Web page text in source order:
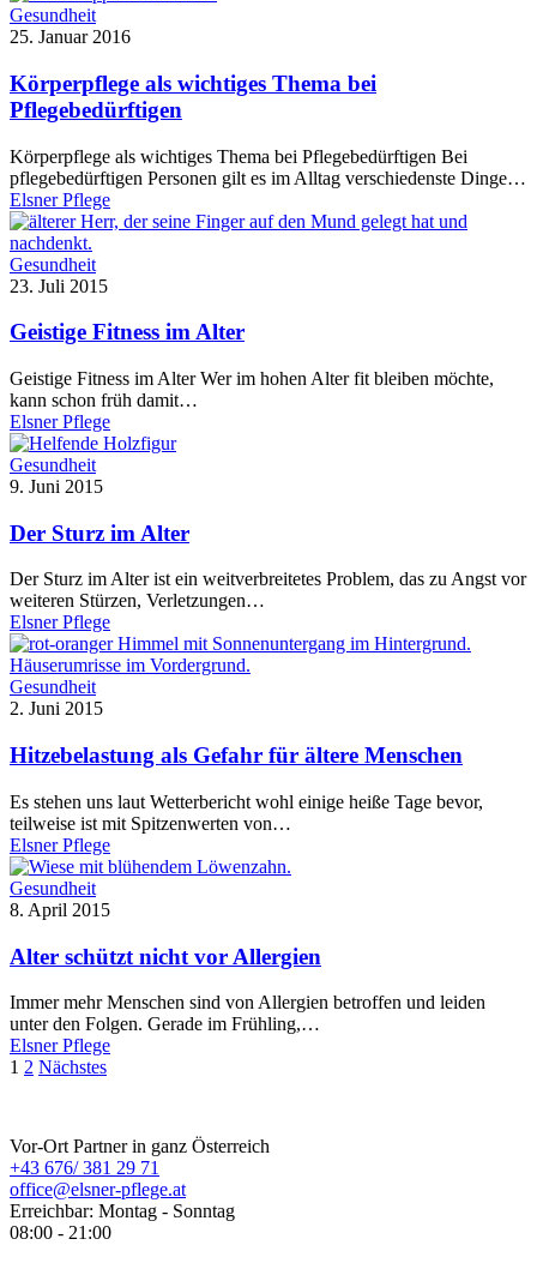
Gesundheit
25. Januar 2016
Körperpflege als wichtiges Thema bei
Pflegebedürftigen
Körperpflege als wichtiges Thema bei Pflegebedürftigen Bei
pflegebedürftigen Personen gilt es im Alltag verschiedenste Dinge…
Elsner Pflege
Gesundheit
23. Juli 2015
Geistige Fitness im Alter
Geistige Fitness im Alter Wer im hohen Alter fit bleiben möchte,
kann schon früh damit…
Elsner Pflege
Gesundheit
9. Juni 2015
Der Sturz im Alter
Der Sturz im Alter ist ein weitverbreitetes Problem, das zu Angst vor
weiteren Stürzen, Verletzungen…
Elsner Pflege
Gesundheit
2. Juni 2015
Hitzebelastung als Gefahr für ältere Menschen
Es stehen uns laut Wetterbericht wohl einige heiße Tage bevor,
teilweise ist mit Spitzenwerten von…
Elsner Pflege
Gesundheit
8. April 2015
Alter schützt nicht vor Allergien
Immer mehr Menschen sind von Allergien betroffen und leiden
unter den Folgen. Gerade im Frühling,…
Elsner Pflege
1 2 Nächstes
Vor-Ort Partner in ganz Österreich
+43 676/ 381 29 71
office@elsner-pflege.at
Erreichbar: Montag - Sonntag
08:00 - 21:00